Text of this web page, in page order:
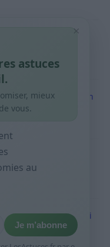
routine simple +
économiser en
sprays
rapide pour
le jour de paie
est-ce utile et quoi
×
astuces
mieux
vous.
au
Je m’abonne